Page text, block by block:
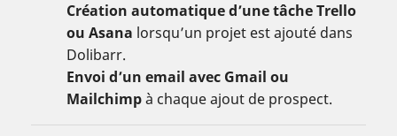
Création automatique d’une tâche Trello
ou Asana lorsqu’un projet est ajouté dans
Dolibarr.
Envoi d’un email avec Gmail ou
Mailchimpà chaque ajout de prospect.